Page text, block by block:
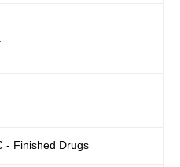
- Finished Drugs